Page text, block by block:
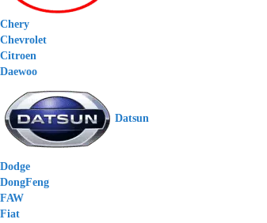
Chery
Chevrolet
Citroen
Daewoo
Datsun
Dodge
DongFeng
FAW
Fiat